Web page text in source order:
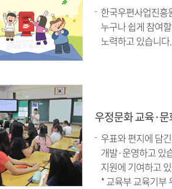
한국우편사업진흥
누구나 쉽게 참여
노력하고 있습니다.
우정문화 교육·
우표와 편지에 담
개발·운영하고 있
지원에 기여하고
* 교육부 교육기부